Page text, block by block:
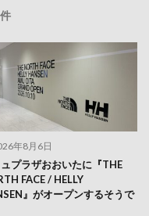
年8月6日
プラザおおいたに『THE
FACE / HELLY
』がオープンするそうで